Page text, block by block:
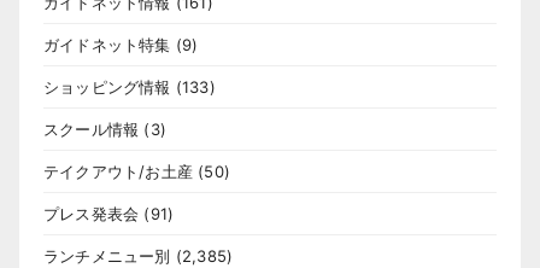
ガイドネット特集 (9)
ショッピング情報 (133)
スクール情報 (3)
テイクアウト/お土産 (50)
プレス発表会 (91)
ランチメニュー別 (2,385)